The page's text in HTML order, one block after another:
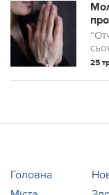
цей
25
Головна